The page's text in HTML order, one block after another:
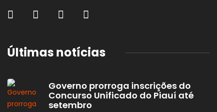
Últimas notícias
Governo prorroga inscrições do
Concurso Unificado do Piauí até
setembro